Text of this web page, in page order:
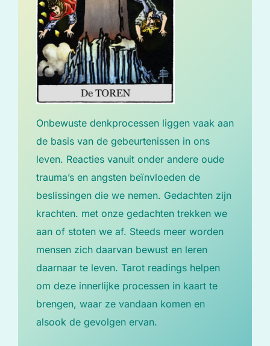
Onbewuste denkprocessen liggen vaak aan
de basis van de gebeurtenissen in ons
leven. Reacties vanuit onder andere oude
trauma’s en angsten beïnvloeden de
beslissingen die we nemen. Gedachten zijn
krachten. met onze gedachten trekken we
aan of stoten we af. Steeds meer worden
mensen zich daarvan bewust en leren
daarnaar te leven. Tarot readings helpen
om deze innerlijke processen in kaart te
brengen, waar ze vandaan komen en
alsook de gevolgen ervan.